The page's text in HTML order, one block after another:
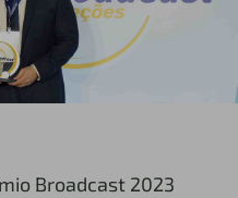
Broadcast 2023